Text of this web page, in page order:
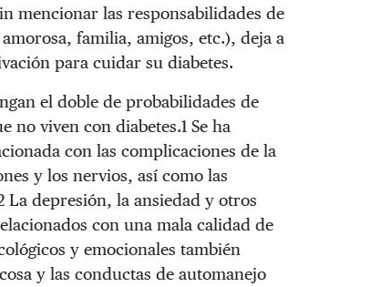
mencionar las responsabilidades de
familia, amigos, etc.), deja a
para cuidar su diabetes.
el doble de probabilidades de
no viven con diabetes.1 Se ha
con las complicaciones de la
y los nervios, así como las
La depresión, la ansiedad y otros
con una mala calidad de
y emocionales también
y las conductas de automanejo